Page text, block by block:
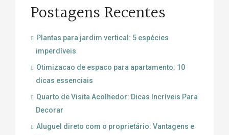
Postagens Recentes
Plantas para jardim vertical: 5 espécies
imperdíveis
Otimizacao de espaco para apartamento: 10
dicas essenciais
Quarto de Visita Acolhedor: Dicas Incríveis Para
Decorar
Aluguel direto com o proprietário: Vantagens e